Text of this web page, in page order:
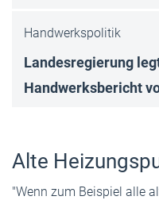
Handwerkspolitik
Landesregierung
Handwerksbericht
Alte
"Wenn zum Beispiel alle